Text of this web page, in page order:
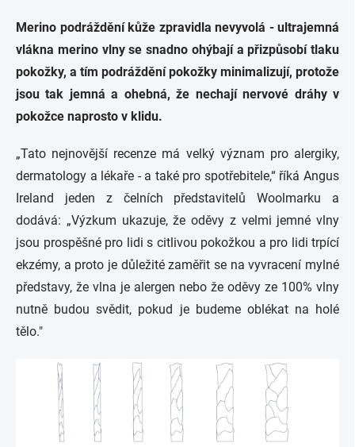
Merino podráždění kůže zpravidla nevyvolá - ultrajemná
vlákna merino vlny se snadno ohýbají a přizpůsobí tlaku
pokožky, a tím podráždění pokožky minimalizují, protože
jsou tak jemná a ohebná, že nechají nervové dráhy v
pokožce naprosto v klidu.
„Tato nejnovější recenze má velký význam pro alergiky,
dermatology a lékaře - a také pro spotřebitele,“ říká Angus
Ireland jeden z čelních představitelů Woolmarku a
dodává: „Výzkum ukazuje, že oděvy z velmi jemné vlny
jsou prospěšné pro lidi s citlivou pokožkou a pro lidi trpící
ekzémy, a proto je důležité zaměřit se na vyvracení mylné
představy, že vlna je alergen nebo že oděvy ze 100% vlny
nutně budou svědit, pokud je budeme oblékat na holé
tělo."